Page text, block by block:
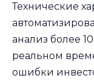
Технические
анализ более
реальном
ошибки